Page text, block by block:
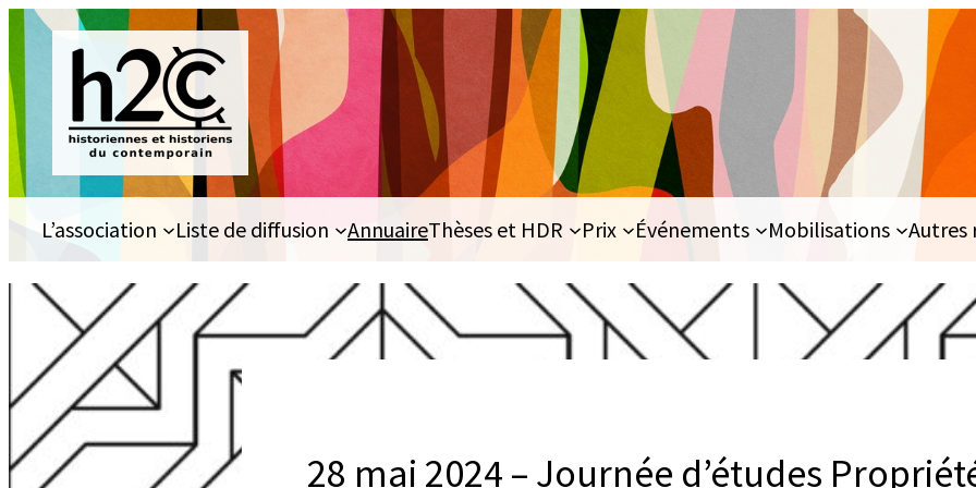
Aller
au
contenu
L’association Liste de diffusion AnnuaireThèses et HDR Prix Événements Mobilisations Autres
28 mai 2024 – Journée d’études